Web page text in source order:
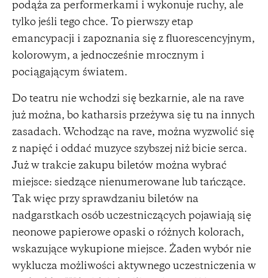
podąża za performerkami i wykonuje ruchy, ale
tylko jeśli tego chce. To pierwszy etap
emancypacji i zapoznania się z fluorescencyjnym,
kolorowym, a jednocześnie mrocznym i
pociągającym światem.
Do teatru nie wchodzi się bezkarnie, ale na rave
już można, bo katharsis przeżywa się tu na innych
zasadach. Wchodząc na rave, można wyzwolić się
z napięć i oddać muzyce szybszej niż bicie serca.
Już w trakcie zakupu biletów można wybrać
miejsce: siedzące nienumerowane lub tańczące.
Tak więc przy sprawdzaniu biletów na
nadgarstkach osób uczestniczących pojawiają się
neonowe papierowe opaski o różnych kolorach,
wskazujące wykupione miejsce. Żaden wybór nie
wyklucza możliwości aktywnego uczestniczenia w